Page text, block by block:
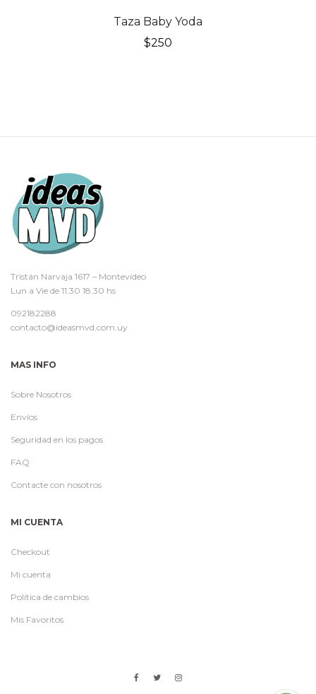
Taza Baby Yoda
$250
Tristán Narvaja 1617 – Montevideo
Lun a Vie de 11.30 18.30 hs
092182288
contacto@ideasmvd.com.uy
MAS INFO
Sobre Nosotros
Envíos
Seguridad en los pagos
FAQ
Contacte con nosotros
MI CUENTA
Checkout
Mi cuenta
Política de cambios
Mis Favoritos